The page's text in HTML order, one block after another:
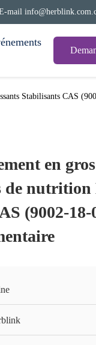
mail
Stabilisants CAS
en
nutrition
(9002-